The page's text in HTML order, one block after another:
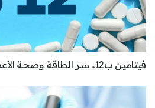
فيتامين ب12.. سر الطاقة وصحة الأعصاب